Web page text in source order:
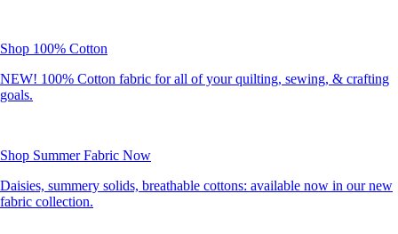
Shop 100% Cotton
NEW! 100% Cotton fabric for all of your quilting, sewing, & crafting
goals.
Shop Summer Fabric Now
Daisies, summery solids, breathable cottons: available now in our new
fabric collection.